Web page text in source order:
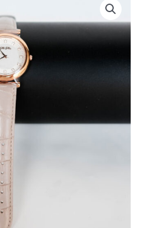
。
價
格：
NT$5,156。